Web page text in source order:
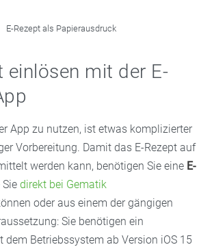
E-Rezept als Papierausdruck
einlösen mit der E-
App zu nutzen, ist etwas komplizierter
Vorbereitung. Damit das E-Rezept auf
werden kann, benötigen Sie eine E-
Sie direkt bei Gematik
oder aus einem der gängigen
Sie benötigen ein
dem Betriebssystem ab Version iOS 15